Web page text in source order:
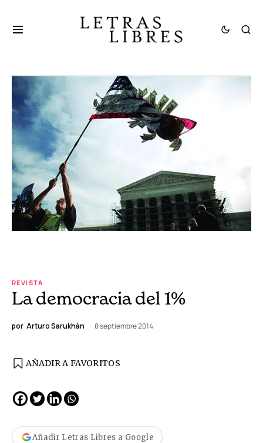
REVISTA
La democracia del 1%
por Arturo Sarukhán 8 septiembre 2014
AÑADIR A FAVORITOS
Añadir Letras Libres a Google